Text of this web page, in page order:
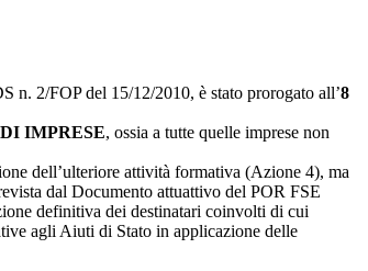
n. 2/FOP del 15/12/2010, è stato prorogato all’8
IMPRESE, ossia a tutte quelle imprese non
dell’ulteriore attività formativa (Azione 4), ma
dal Documento attuattivo del POR FSE
definitiva dei destinatari coinvolti di cui
agli Aiuti di Stato in applicazione delle